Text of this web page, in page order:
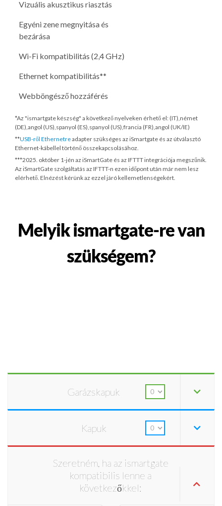
Vizuális akusztikus riasztás
Egyéni zene megnyitása és
bezárása
Wi-Fi kompatibilitás (2,4 GHz)
Ethernet kompatibilitás**
Webböngésző hozzáférés
*Az "ismartgate készség" a következő nyelveken érhető el: (IT),német
(DE),angol (US),spanyol (ES),spanyol (US),francia (FR),angol (UK/IE)
**USB-ről Ethernetreadapter szükséges az iSmartgate és az útválasztó
Ethernet-kábellel történő összekapcsolásához.
***2025. október 1-jén az iSmartGate és az IFTTT integrációja megszűnik.
Az iSmartGate szolgáltatás az IFTTT-n ezen időpont után már nem lesz
elérhető. Elnézést kérünk az ezzel járó kellemetlenségekért.
Melyik ismartgate-re van
szükségem?
Garázskapuk
Kapuk
Szeretném, ha az ismartgate
kompatibilis lenne a
következőkkel: